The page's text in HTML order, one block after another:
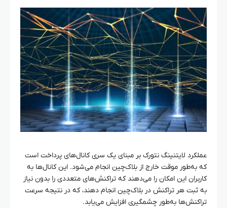
عملکرد لایتنینگ نتورک بر مبنای یک سری کانال‌های پرداخت است
که به‌طور موقت خارج از بلاک‌چین انجام می‌شود. این کانال‌ها به
کاربران این امکان را می‌دهند که تراکنش‌های متعددی را بدون نیاز
به ثبت هر تراکنش در بلاک‌چین انجام دهند، که در نتیجه سرعت
تراکنش‌ها به‌طور چشمگیری افزایش می‌یابد.